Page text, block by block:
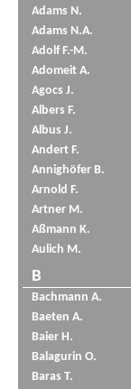
Adams N.
Adams N.A.
Adolf F.-M.
Adomeit A.
Agocs J.
Albers F.
Albus J.
Andert F.
Annighöfer B.
Arnold F.
Artner M.
Aßmann K.
Aulich M.
B
Bachmann A.
Baeten A.
Baier H.
Balagurin O.
Baras T.